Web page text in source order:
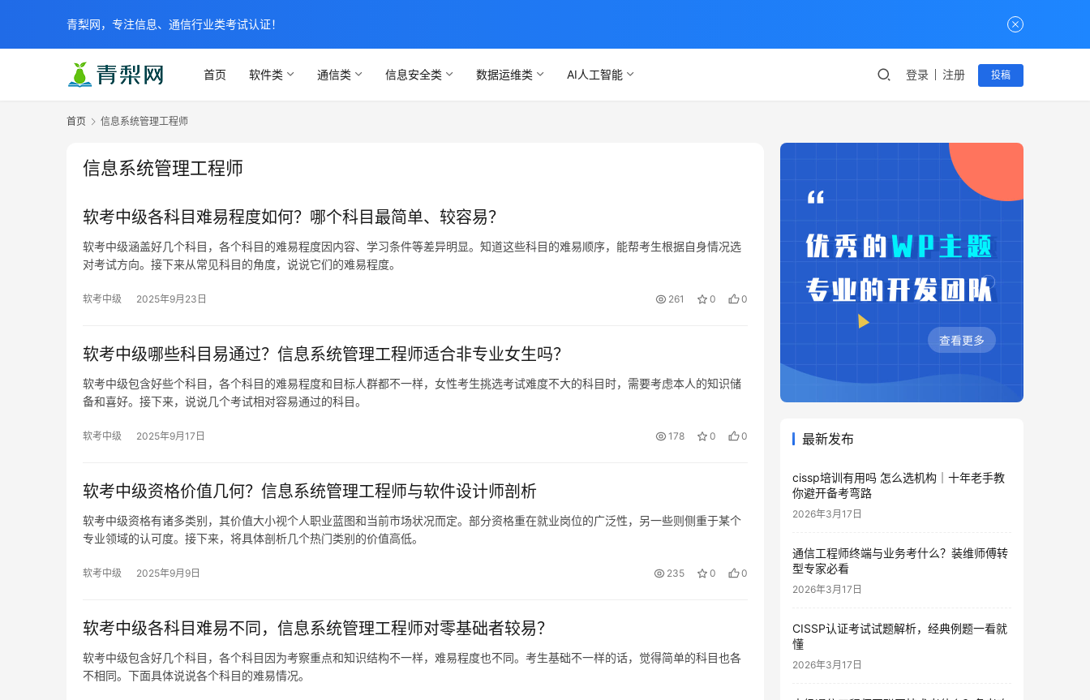
首页 软件类 通信类 信息安全类 数据运维类 AI人工智能 登录 注册 投稿
首页 信息系统管理工程师
信息系统管理工程师
软考中级各科目难易程度如何？哪个科目最简单、较容易？
软考中级涵盖好几个科目，各个科目的难易程度因内容、学习条件等差异明显。知道这些科目的难易顺序，能帮考生根据自身情况选
对考试方向。接下来从常见科目的角度，说说它们的难易程度。
软考中级 2025年9月23日 261 0 0
软考中级哪些科目易通过？信息系统管理工程师适合非专业女生吗？
软考中级包含好些个科目，各个科目的难易程度和目标人群都不一样，女性考生挑选考试难度不大的科目时，需要考虑本人的知识储
备和喜好。接下来，说说几个考试相对容易通过的科目。
软考中级 2025年9月17日 178 0 0
软考中级资格价值几何？信息系统管理工程师与软件设计师剖析
软考中级资格有诸多类别，其价值大小视个人职业蓝图和当前市场状况而定。部分资格重在就业岗位的广泛性，另一些则侧重于某个
专业领域的认可度。接下来，将具体剖析几个热门类别的价值高低。
软考中级 2025年9月9日 235 0 0
软考中级各科目难易不同，信息系统管理工程师对零基础者较易？
软考中级包含好几个科目，各个科目因为考察重点和知识结构不一样，难易程度也不同。考生基础不一样的话，觉得简单的科目也各
不相同。下面具体说说各个科目的难易情况。
最新发布
cissp培训有用吗 怎么选机构｜十年老手教
你避开备考弯路
2026年3月17日
通信工程师终端与业务考什么？装维师傅转
型专家必看
2026年3月17日
CISSP认证考试试题解析，经典例题一看就
懂
2026年3月17日
青梨网，专注信息、通信行业类考试认证！